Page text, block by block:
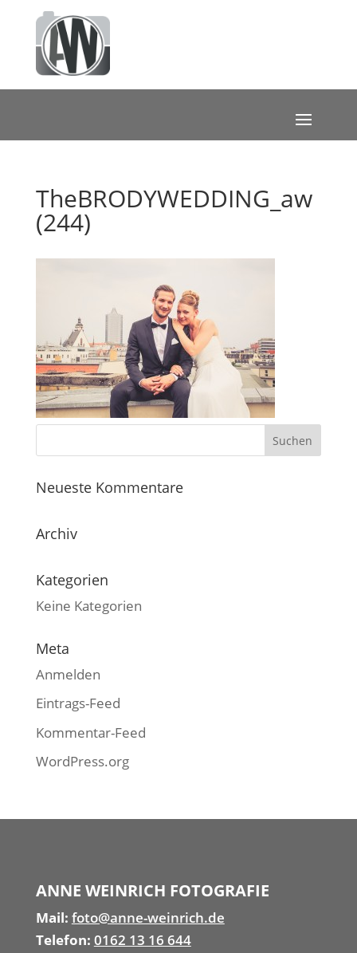
TheBRODYWEDDING_aw
(244)
Neueste Kommentare
Archiv
Kategorien
Keine Kategorien
Meta
Anmelden
Eintrags-Feed
Kommentar-Feed
WordPress.org
ANNE WEINRICH FOTOGRAFIE
Mail: foto@anne-weinrich.de
Telefon: 0162 13 16 644